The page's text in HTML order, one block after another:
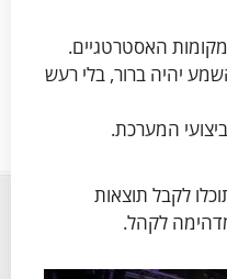
האסטרטגיים.
יהיה ברור, בלי רעש
המערכת.
לקבל תוצאות
לקהל.